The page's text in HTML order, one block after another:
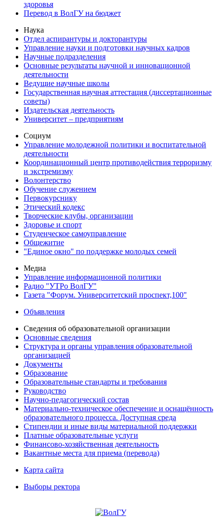
здоровья
Перевод в ВолГУ на бюджет
Наука
Отдел аспирантуры и докторантуры
Управление науки и подготовки научных кадров
Научные подразделения
Основные результаты научной и инновационной
деятельности
Ведущие научные школы
Государственная научная аттестация (диссертационные
советы)
Издательская деятельность
Университет – предприятиям
Социум
Управление молодежной политики и воспитательной
деятельности
Координационный центр противодействия терроризму
и экстремизму
Волонтерство
Обучение служением
Первокурснику
Этический кодекс
Творческие клубы, организации
Здоровье и спорт
Студенческое самоуправление
Общежитие
"Единое окно" по поддержке молодых семей
Медиа
Управление информационной политики
Радио "УТРо ВолГУ"
Газета "Форум. Университетский проспект,100"
Объявления
Сведения об образовательной организации
Основные сведения
Структура и органы управления образовательной
организацией
Документы
Образование
Образовательные стандарты и требования
Руководство
Научно-педагогический состав
Материально-техническое обеспечение и оснащённость
образовательного процесса. Доступная среда
Стипендии и иные виды материальной поддержки
Платные образовательные услуги
Финансово-хозяйственная деятельность
Вакантные места для приема (перевода)
Карта сайта
Выборы ректора